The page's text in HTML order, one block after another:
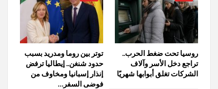
روسيا تحت ضغط الحرب..
تراجع دخل الأسر وآلاف
الشركات تغلق أبوابها شهريًا
توتر بين روما ومدريد بسبب
حدود شنغن.. إيطاليا ترفض
إنذار إسبانيا ومخاوف من
فوضى السفر…